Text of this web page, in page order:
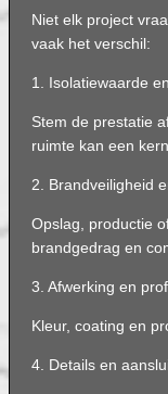
Niet elk project
vaak het verschil:
1. Isolatiewaarde
Stem de prestatie
ruimte kan een
2. Brandveiligheid
Opslag, productie
brandgedrag en
3. Afwerking en
Kleur, coating en
4. Details en